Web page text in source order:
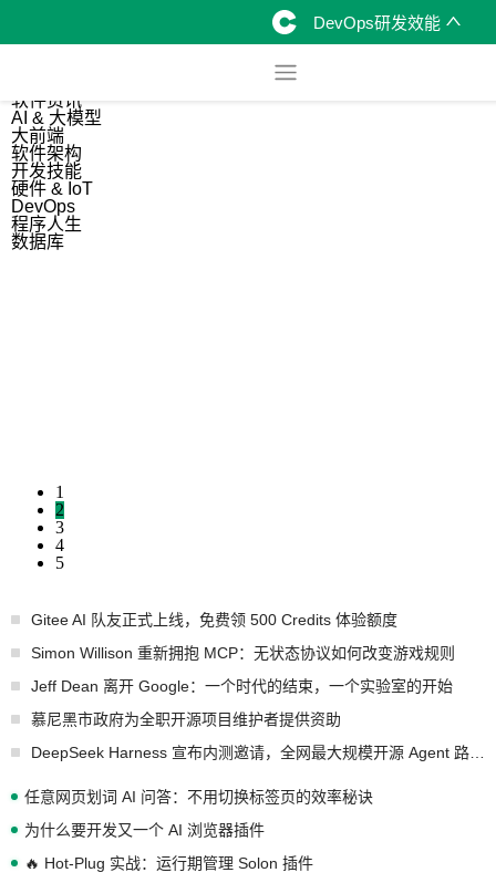
DevOps研发效能
软件资讯
AI & 大模型
大前端
软件架构
开发技能
硬件 & IoT
DevOps
程序人生
数据库
1
2
3
4
5
Gitee AI 队友正式上线，免费领 500 Credits 体验额度
Simon Willison 重新拥抱 MCP：无状态协议如何改变游戏规则
Jeff Dean 离开 Google：一个时代的结束，一个实验室的开始
慕尼黑市政府为全职开源项目维护者提供资助
任意网页划词 AI 问答：不用切换标签页的效率秘诀
为什么要开发又一个 AI 浏览器插件
🔥 Hot-Plug 实战：运行期管理 Solon 插件